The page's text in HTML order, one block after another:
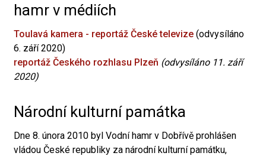
hamr v médiích
Toulavá kamera - reportáž České televize (odvysíláno
6. září 2020)
reportáž Českého rozhlasu Plzeň (odvysíláno 11. září
2020)
Národní kulturní památka
Dne 8. února 2010 byl Vodní hamr v Dobřívě prohlášen
vládou České republiky za národní kulturní památku,